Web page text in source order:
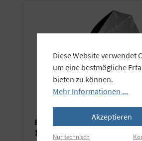
Elinchrom Rotalux Deep
150cm
Diese Website verwendet
um eine bestmögliche
bieten zu können.
Mehr Informationen ...
Akzeptieren
Nur technisch